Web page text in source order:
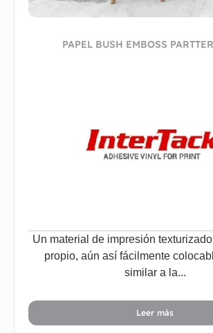
PAPEL BUSH EMBOSS
Un material de impresión
propio, aún así fácilmente
similar a la...
Leer más